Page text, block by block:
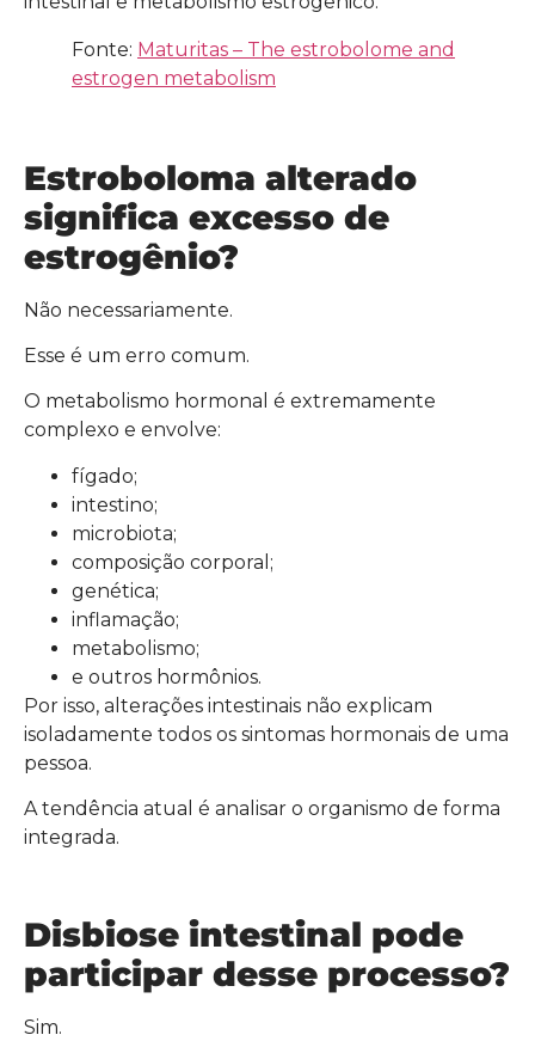
Fonte: Maturitas – The estrobolome and
estrogen metabolism
Estroboloma alterado
significa excesso de
estrogênio?
Não necessariamente.
Esse é um erro comum.
O metabolismo hormonal é extremamente
complexo e envolve:
fígado;
intestino;
microbiota;
composição corporal;
genética;
inflamação;
metabolismo;
e outros hormônios.
Por isso, alterações intestinais não explicam
isoladamente todos os sintomas hormonais de uma
pessoa.
A tendência atual é analisar o organismo de forma
integrada.
Disbiose intestinal pode
participar desse processo?
Sim.